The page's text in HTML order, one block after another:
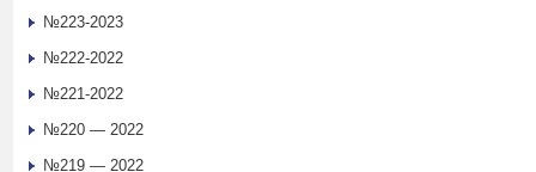
№223-2023
№222-2022
№221-2022
№220 — 2022
№219 — 2022